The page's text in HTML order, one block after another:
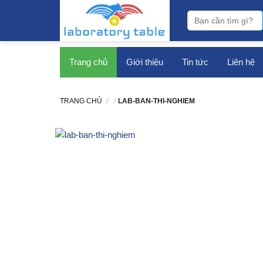
bàn thí nghiệm
Trang chủ Giới thiệu Tin tức Liên hệ
TRANG CHỦ / / LAB-BAN-THI-NGHIEM